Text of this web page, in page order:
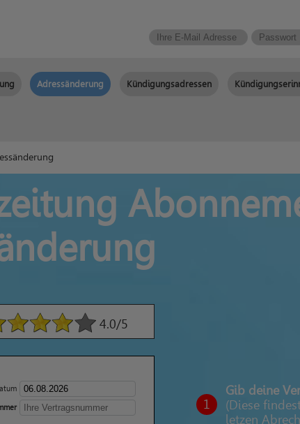
Adressänderung Kündigungsadressen
4.0/5
1
Gib deine
(Diese
letzen